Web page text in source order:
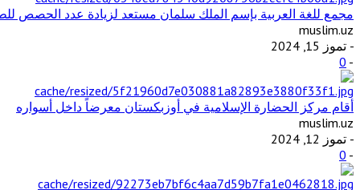
مجمع للغة العربية بإسم الملك سلمان مستعد لزيادة عدد الحصص
muslim.uz
- تموز 15, 2024
-
0
أقام مركز الحضارة الإسلامية في أوزبكستان معرضاً داخل أسواره
muslim.uz
- تموز 12, 2024
-
0